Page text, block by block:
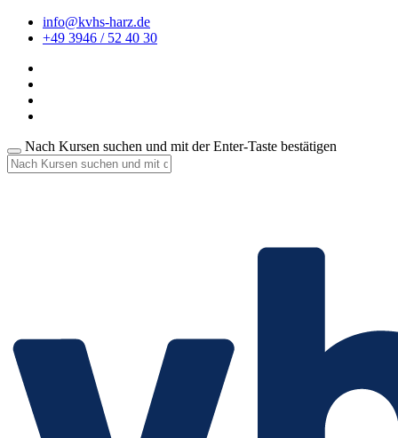
info@kvhs-harz.de
+49 3946 / 52 40 30
Nach Kursen suchen und mit der Enter-Taste bestätigen